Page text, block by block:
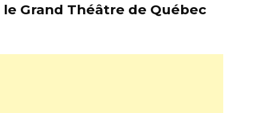
Grand Théâtre de Québec